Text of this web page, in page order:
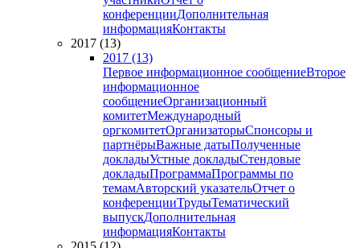
конференцииДополнительная
информацияКонтакты
2017 (13)
2017 (13)
Первое информационное сообщениеВторое
информационное
сообщениеОрганизационный
комитетМеждународный
оргкомитетОрганизаторыСпонсоры и
партнёрыВажные датыПолученные
докладыУстные докладыСтендовые
докладыПрограммаПрограммы по
темамАвторский указательОтчет о
конференцииТрудыТематический
выпускДополнительная
информацияКонтакты